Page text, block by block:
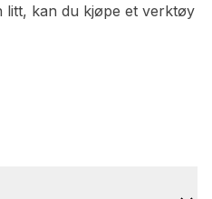
litt, kan du kjøpe et verktøy